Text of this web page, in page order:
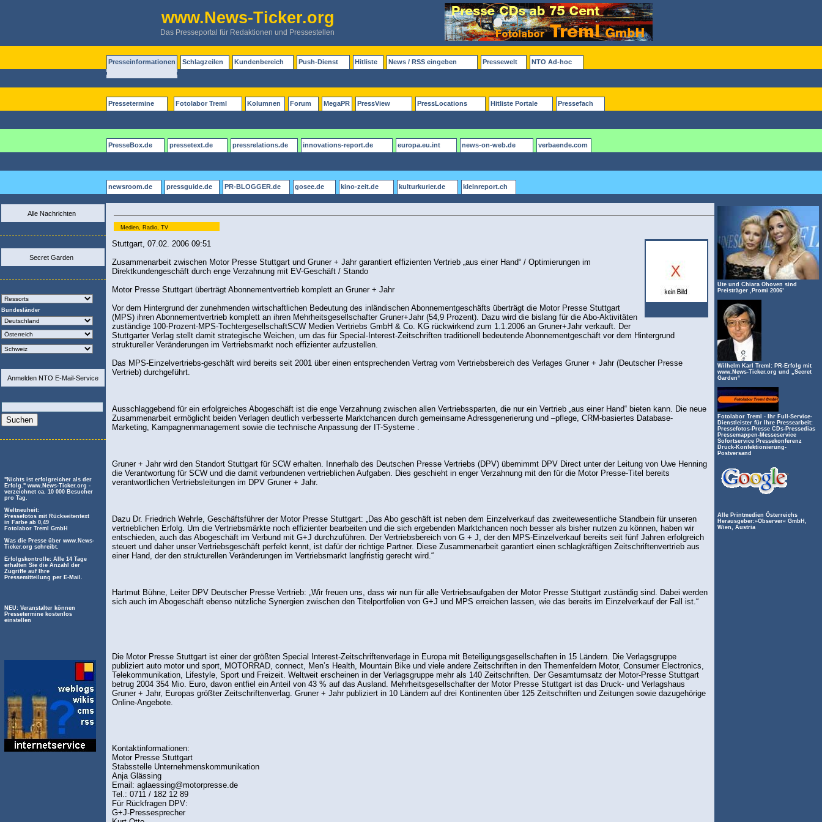
www.News-Ticker.org
Das Presseportal für Redaktionen und Pressestellen
Presseinformationen Schlagzeilen Kundenbereich Push-Dienst Hitliste News / RSS eingeben Pressewelt NTO Ad-hoc
Pressetermine Fotolabor Treml Kolumnen Forum MegaPR PressView PressLocations Hitliste Portale Pressefach
PresseBox.de pressetext.de pressrelations.de innovations-report.de europa.eu.int news-on-web.de verbaende.com
newsroom.de pressguide.de PR-BLOGGER.de gosee.de kino-zeit.de kulturkurier.de kleinreport.ch
Alle Nachrichten
Secret Garden
Bundesländer
Anmelden NTO E-Mail-Service
"Nichts ist erfolgreicher als der
Erfolg." www.News-Ticker.org -
verzeichnet ca. 10 000 Besucher
pro Tag.
Weltneuheit:
Pressefotos mit Rückseitentext
in Farbe ab 0,49
Fotolabor Treml GmbH
Was die Presse über www.News-
Ticker.org schreibt.
Erfolgskontrolle: Alle 14 Tage
erhalten Sie die Anzahl der
Zugriffe auf Ihre
Pressemitteilung per E-Mail.
NEU: Veranstalter können
Pressetermine kostenlos
einstellen
Medien, Radio, TV
Stuttgart, 07.02. 2006 09:51
Zusammenarbeit zwischen Motor Presse Stuttgart und Gruner + Jahr garantiert effizienten Vertrieb „aus einer Hand“ / Optimierungen im
Direktkundengeschäft durch enge Verzahnung mit EV-Geschäft / Stando
Motor Presse Stuttgart überträgt Abonnementvertrieb komplett an Gruner + Jahr
Vor dem Hintergrund der zunehmenden wirtschaftlichen Bedeutung des inländischen Abonnementgeschäfts überträgt die Motor Presse Stuttgart
(MPS) ihren Abonnementvertrieb komplett an ihren Mehrheitsgesellschafter Gruner+Jahr (54,9 Prozent). Dazu wird die bislang für die Abo-Aktivitäten
zuständige 100-Prozent-MPS-TochtergesellschaftSCW Medien Vertriebs GmbH & Co. KG rückwirkend zum 1.1.2006 an Gruner+Jahr verkauft. Der
Stuttgarter Verlag stellt damit strategische Weichen, um das für Special-Interest-Zeitschriften traditionell bedeutende Abonnementgeschäft vor dem Hintergrund
struktureller Veränderungen im Vertriebsmarkt noch effizienter aufzustellen.
Das MPS-Einzelvertriebs-geschäft wird bereits seit 2001 über einen entsprechenden Vertrag vom Vertriebsbereich des Verlages Gruner + Jahr (Deutscher Presse
Vertrieb) durchgeführt.
Ausschlaggebend für ein erfolgreiches Abogeschäft ist die enge Verzahnung zwischen allen Vertriebssparten, die nur ein Vertrieb „aus einer Hand“ bieten kann. Die neue
Zusammenarbeit ermöglicht beiden Verlagen deutlich verbesserte Marktchancen durch gemeinsame Adressgenerierung und –pflege, CRM-basiertes Database-
Marketing, Kampagnenmanagement sowie die technische Anpassung der IT-Systeme .
Gruner + Jahr wird den Standort Stuttgart für SCW erhalten. Innerhalb des Deutschen Presse Vertriebs (DPV) übernimmt DPV Direct unter der Leitung von Uwe Henning
die Verantwortung für SCW und die damit verbundenen vertrieblichen Aufgaben. Dies geschieht in enger Verzahnung mit den für die Motor Presse-Titel bereits
verantwortlichen Vertriebsleitungen im DPV Gruner + Jahr.
Dazu Dr. Friedrich Wehrle, Geschäftsführer der Motor Presse Stuttgart: „Das Abo geschäft ist neben dem Einzelverkauf das zweitewesentliche Standbein für unseren
vertrieblichen Erfolg. Um die Vertriebsmärkte noch effizienter bearbeiten und die sich ergebenden Marktchancen noch besser als bisher nutzen zu können, haben wir
entschieden, auch das Abogeschäft im Verbund mit G+J durchzuführen. Der Vertriebsbereich von G + J, der den MPS-Einzelverkauf bereits seit fünf Jahren erfolgreich
steuert und daher unser Vertriebsgeschäft perfekt kennt, ist dafür der richtige Partner. Diese Zusammenarbeit garantiert einen schlagkräftigen Zeitschriftenvertrieb aus
einer Hand, der den strukturellen Veränderungen im Vertriebsmarkt langfristig gerecht wird.“
Hartmut Bühne, Leiter DPV Deutscher Presse Vertrieb: „Wir freuen uns, dass wir nun für alle Vertriebsaufgaben der Motor Presse Stuttgart zuständig sind. Dabei werden
sich auch im Abogeschäft ebenso nützliche Synergien zwischen den Titelportfolien von G+J und MPS erreichen lassen, wie das bereits im Einzelverkauf der Fall ist.“
Die Motor Presse Stuttgart ist einer der größten Special Interest-Zeitschriftenverlage in Europa mit Beteiligungsgesellschaften in 15 Ländern. Die Verlagsgruppe
publiziert auto motor und sport, MOTORRAD, connect, Men’s Health, Mountain Bike und viele andere Zeitschriften in den Themenfeldern Motor, Consumer Electronics,
Telekommunikation, Lifestyle, Sport und Freizeit. Weltweit erscheinen in der Verlagsgruppe mehr als 140 Zeitschriften. Der Gesamtumsatz der Motor-Presse Stuttgart
betrug 2004 354 Mio. Euro, davon entfiel ein Anteil von 43 % auf das Ausland. Mehrheitsgesellschafter der Motor Presse Stuttgart ist das Druck- und Verlagshaus
Gruner + Jahr, Europas größter Zeitschriftenverlag. Gruner + Jahr publiziert in 10 Ländern auf drei Kontinenten über 125 Zeitschriften und Zeitungen sowie dazugehörige
Online-Angebote.
Kontaktinformationen:
Motor Presse Stuttgart
Stabsstelle Unternehmenskommunikation
Anja Glässing
Email: aglaessing@motorpresse.de
Tel.: 0711 / 182 12 89
Für Rückfragen DPV:
G+J-Pressesprecher
Ute und Chiara Ohoven sind
Preisträger ‚Promi 2006’
Wilhelm Karl Treml: PR-Erfolg mit
www.News-Ticker.org und „Secret
Garden“
Fotolabor Treml - Ihr Full-Service-
Dienstleister für Ihre Pressearbeit:
Pressefotos-Presse CDs-Pressedias
Pressemappen-Messeservice
Sofortservice Pressekonferenz
Druck-Konfektionierung-
Postversand
Alle Printmedien Österreichs
Herausgeber:»Observer« GmbH,
Wien, Austria